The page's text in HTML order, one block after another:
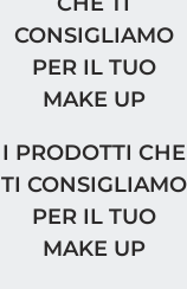
I PRODOTTI
I PRODOTTI CHE
TI CONSIGLIAMO
PER IL TUO
MAKE UP